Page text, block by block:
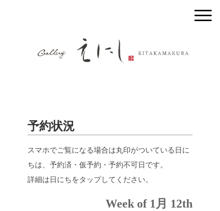
予約状況
スマホでご覧になる場合は丸印がついている日に
ちは、予約済・仮予約・予約不可日です。
詳細は日にちをタップしてください。
Week of 1月 12th